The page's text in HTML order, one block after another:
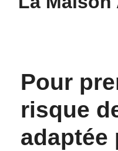
Pour
risque
adaptée